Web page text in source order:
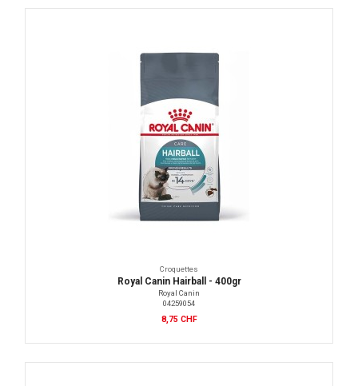
Croquettes
Royal Canin Hairball - 400gr
Royal Canin
04259054
8,75 CHF